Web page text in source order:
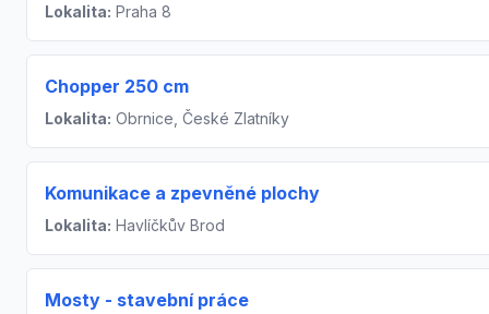
Lokalita: Praha 8
Chopper 250 cm
Lokalita: Obrnice, České Zlatníky
Komunikace a zpevněné plochy
Lokalita: Havlíčkův Brod
Mosty - stavební práce